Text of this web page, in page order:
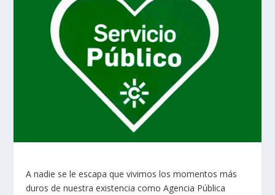
A nadie se le escapa que vivimos los momentos más
duros de nuestra existencia como Agencia Pública